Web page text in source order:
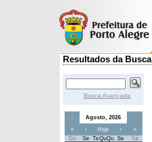
Resultados da Busca
Busca Avançada
-
Agosto, 2026
«
‹ Hoje ›
»
Do
Se TeQuQu Se
Sá